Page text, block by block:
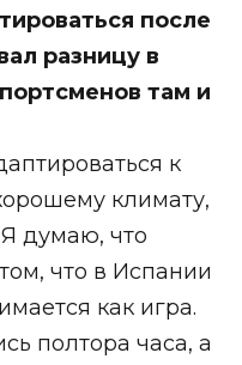
после
разницу в
там и
к
климату,
думаю, что
что в Испании
как игра.
полтора часа, а